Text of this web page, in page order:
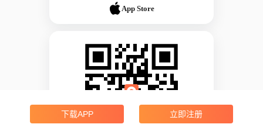
App Store
下载APP 立即注册